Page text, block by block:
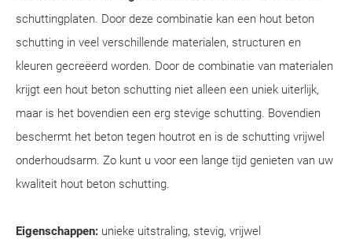
schuttingplaten. Door deze combinatie kan een hout beton
schutting in veel verschillende materialen, structuren en
kleuren gecreëerd worden. Door de combinatie van materialen
krijgt een hout beton schutting niet alleen een uniek uiterlijk,
maar is het bovendien een erg stevige schutting. Bovendien
beschermt het beton tegen houtrot en is de schutting vrijwel
onderhoudsarm. Zo kunt u voor een lange tijd genieten van uw
kwaliteit hout beton schutting.
Eigenschappen: unieke uitstraling, stevig, vrijwel